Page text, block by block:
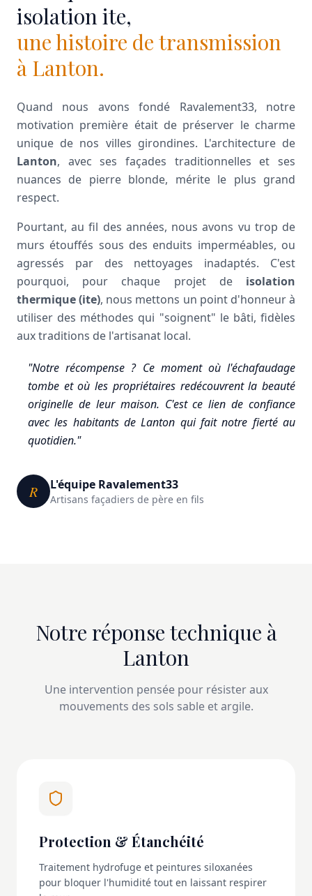
isolation ite,
une histoire de transmission
à Lanton.
Quand nous avons fondé Ravalement33, notre
motivation première était de préserver le charme
unique de nos villes girondines. L'architecture de
Lanton, avec ses façades traditionnelles et ses
nuances de pierre blonde, mérite le plus grand
respect.
Pourtant, au fil des années, nous avons vu trop de
murs étouffés sous des enduits imperméables, ou
agressés par des nettoyages inadaptés. C'est
pourquoi, pour chaque projet de isolation
thermique (ite), nous mettons un point d'honneur à
utiliser des méthodes qui "soignent" le bâti, fidèles
aux traditions de l'artisanat local.
"Notre récompense ? Ce moment où l'échafaudage
tombe et où les propriétaires redécouvrent la beauté
originelle de leur maison. C'est ce lien de confiance
avec les habitants de Lanton qui fait notre fierté au
quotidien."
R L'équipe Ravalement33
Artisans façadiers de père en fils
Notre réponse technique à
Lanton
Une intervention pensée pour résister aux
mouvements des sols sable et argile.
Protection & Étanchéité
Traitement hydrofuge et peintures siloxanées
pour bloquer l'humidité tout en laissant respirer